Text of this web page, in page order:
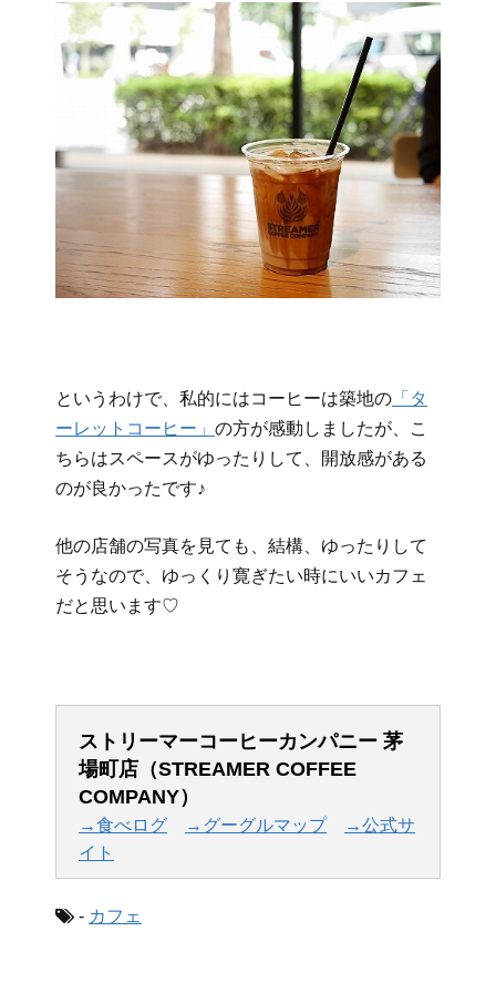
というわけで、私的にはコーヒーは築地の 「タ
ーレットコーヒー」 の方が感動しましたが、こ
ちらはスペースがゆったりして、開放感がある
のが良かったです♪
他の店舗の写真を見ても、結構、ゆったりして
そうなので、ゆっくり寛ぎたい時にいいカフェ
だと思います♡
ストリーマーコーヒーカンパニー 茅
場町店（STREAMER COFFEE
COMPANY）
→食べログ →グーグルマップ
→公式サ
イト
- カフェ